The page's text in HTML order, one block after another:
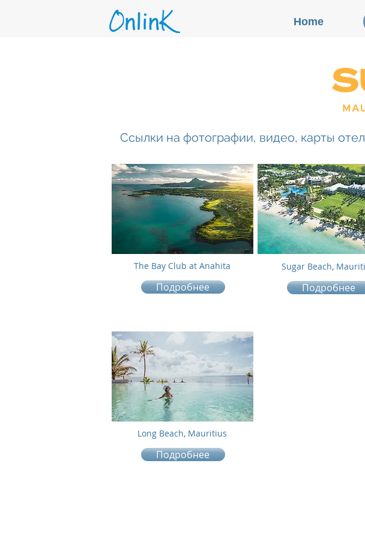
Ссылки на фотографии, видео, карты
The Bay Club at Anahita
Подробнее
Sugar Beach,
Подробнее
Long Beach, Mauritius
Подробнее
Home